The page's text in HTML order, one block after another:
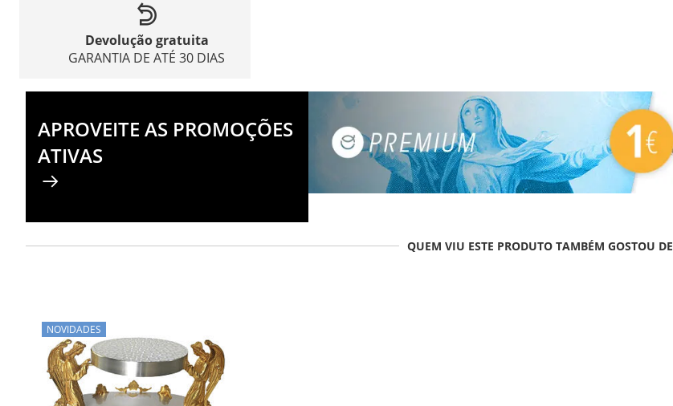
Devolução gratuita
GARANTIA DE ATÉ 30 DIAS
APROVEITE AS PROMOÇÕES
ATIVAS
QUEM VIU ESTE PRODUTO TAMBÉM GOSTOU DE
NOVIDADES